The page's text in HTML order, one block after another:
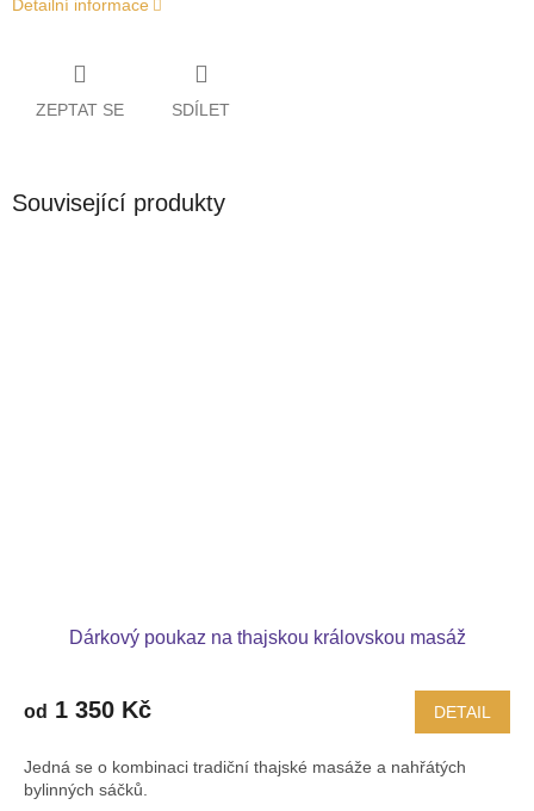
Detailní informace
ZEPTAT SE SDÍLET
Související produkty
Dárkový poukaz na thajskou královskou masáž
od 1 350 Kč DETAIL
Jedná se o kombinaci tradiční thajské masáže a nahřátých
bylinných sáčků.